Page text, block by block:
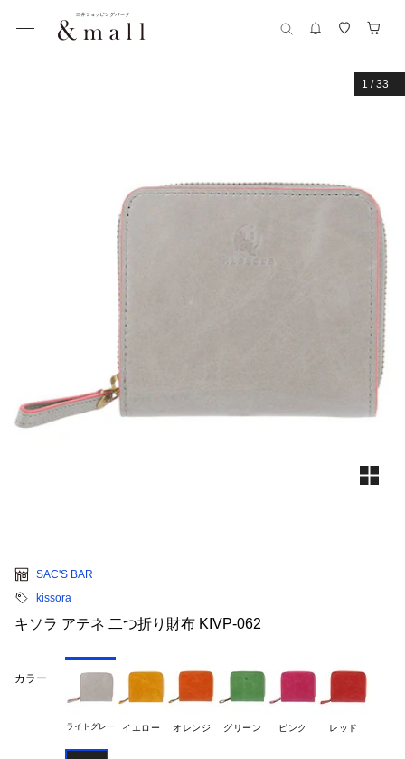
1 /33
SAC'S BAR
kissora
キソラ アテネ 二つ折り財布 KIVP-062
カラー
ライトグレー イエロー オレンジ グリーン ピンク レッド